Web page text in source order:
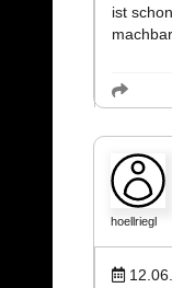
ist
hoellriegl